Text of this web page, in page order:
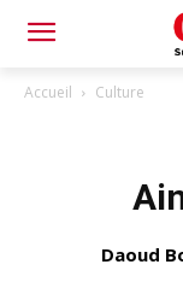
Accueil Culture
Daoud